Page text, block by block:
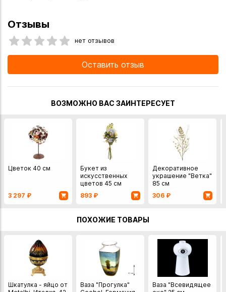
Отзывы
нет отзывов
Оставить отзыв
ВОЗМОЖНО ВАС ЗАИНТЕРЕСУЕТ
Цветок 40 см
3 297 ₽
Букет из
искусственных
цветов 45 см
893 ₽
Декоративное
украшение "Ветка"
85 см
306 ₽
ПОХОЖИЕ ТОВАРЫ
Шкатулка - яйцо от
Ваза "Прогулка"
Ваза "Всевидящее